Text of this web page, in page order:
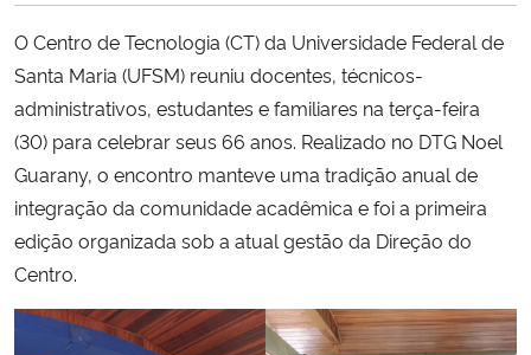
Ministério do Meio Ambiente
Ministério do Turismo
Ministério do Desenvolvimento Regional
Controladoria-Geral da União
O Centro de Tecnologia (CT) da Universidade Federal de
Santa Maria (UFSM) reuniu docentes, técnicos-
administrativos, estudantes e familiares na terça-feira
(30) para celebrar seus 66 anos. Realizado no DTG Noel
Guarany, o encontro manteve uma tradição anual de
integração da comunidade acadêmica e foi a primeira
edição organizada sob a atual gestão da Direção do
Centro.